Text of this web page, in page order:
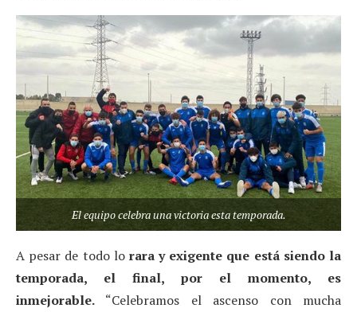
El equipo celebra una victoria esta temporada.
A pesar de todo lo rara y exigente que está siendo la
temporada, el final, por el momento, es
inmejorable. “Celebramos el ascenso con mucha